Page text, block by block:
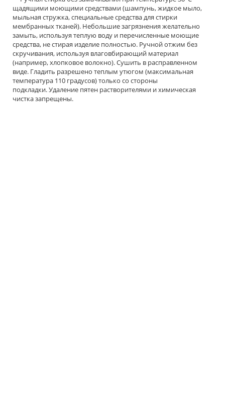
щадящими моющими средствами (шампунь, жидкое мыло,
мыльная стружка, специальные средства для стирки
мембранных тканей). Небольшие загрязнения желательно
замыть, используя теплую воду и перечисленные моющие
средства, не стирая изделие полностью. Ручной отжим без
скручивания, используя влаговбирающий материал
(например, хлопковое волокно). Сушить в расправленном
виде. Гладить разрешено теплым утюгом (максимальная
температура 110 градусов) только со стороны
подкладки. Удаление пятен растворителями и химическая
чистка запрещены.